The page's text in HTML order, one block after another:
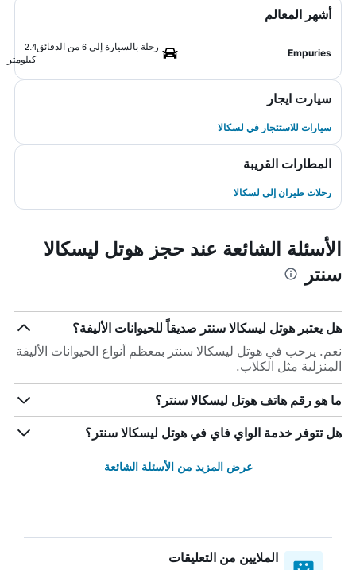
أشهر المعالم
Empuries
رحلة بالسيارة إلى 6 من الدقائق
2.4
كيلومتر
سيارت ايجار
سيارات للاستئجار في لسكالا
المطارات القريبة
رحلات طيران إلى لسكالا
الأسئلة الشائعة عند حجز هوتل ليسكالا
سنتر
هل يعتبر هوتل ليسكالا سنتر صديقاً للحيوانات الأليفة؟
نعم. يرحب في هوتل ليسكالا سنتر بمعظم أنواع الحيوانات الأليفة
المنزلية مثل الكلاب.
ما هو رقم هاتف هوتل ليسكالا سنتر؟
هل تتوفر خدمة الواي فاي في هوتل ليسكالا سنتر؟
عرض المزيد من الأسئلة الشائعة
الملايين من التعليقات